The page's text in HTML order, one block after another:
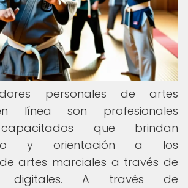
personales de artes
línea son profesionales
que brindan
y orientación a los
artes marciales a través de
digitales. A través de